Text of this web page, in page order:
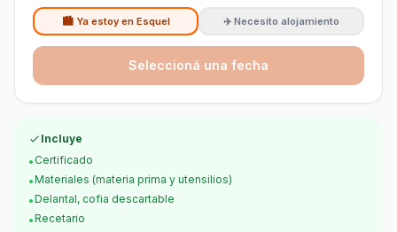
🏙️ Ya estoy en Esquel ✈️ Necesito alojamiento
Seleccioná una fecha
Incluye
• Certificado
•Materiales (materia prima y utensilios)
•Delantal, cofia descartable
•Recetario